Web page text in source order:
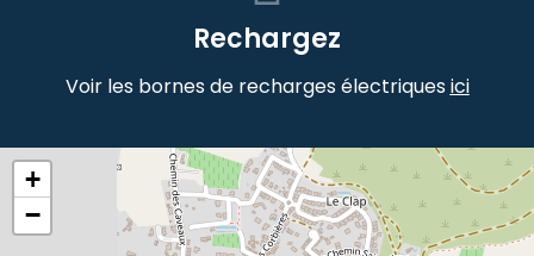
Rechargez
Voir les bornes de recharges électriquesici
+
−